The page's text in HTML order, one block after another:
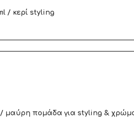
/ κερί styling
/ μαύρη πομάδα για styling &